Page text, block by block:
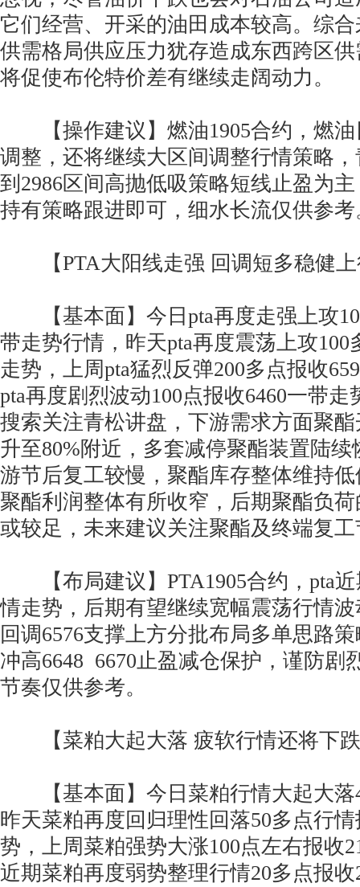
它们经营、开采的油田成本较高。综
供需格局供应压力犹存造成东西跨区
将促使布伦特价差有继续走阔动力。
【操作建议】燃油1905合约，燃油
调整，还将继续大区间调整行情策略
到2986区间高抛低吸策略短线止盈为
持有策略跟进即可，细水长流仅供参考
【PTA大阳线走强 回调短多稳健上
【基本面】今日pta再度走强上攻
带走势行情，昨天pta再度震荡上攻100
走势，上周pta猛烈反弹200多点报收
pta再度剧烈波动100点报收6460一带
搜索关注青松讲盘，下游需求方面聚
升至80%附近，多套减停聚酯装置陆
游节后复工较慢，聚酯库存整体维持
聚酯利润整体有所收窄，后期聚酯负
或较足，未来建议关注聚酯及终端复
【布局建议】PTA1905合约，pta近
情走势，后期有望继续宽幅震荡行情
回调6576支撑上方分批布局多单思路
冲高6648 6670止盈减仓保护，谨防剧
节奏仅供参考。
【菜粕大起大落 疲软行情还将下
【基本面】今日菜粕行情大起大落
昨天菜粕再度回归理性回落50多点行
势，上周菜粕强势大涨100点左右报收
近期菜粕再度弱势整理行情20多点报